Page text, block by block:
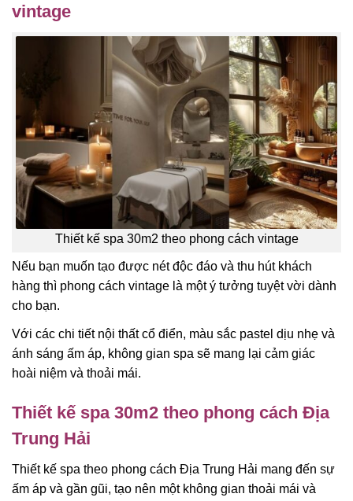
vintage
Thiết kế spa 30m2 theo phong cách vintage
Nếu bạn muốn tạo được nét độc đáo và thu hút khách
hàng thì phong cách vintage là một ý tưởng tuyệt vời dành
cho bạn.
Với các chi tiết nội thất cổ điển, màu sắc pastel dịu nhẹ và
ánh sáng ấm áp, không gian spa sẽ mang lại cảm giác
hoài niệm và thoải mái.
Thiết kế spa 30m2 theo phong cách Địa
Trung Hải
Thiết kế spa theo phong cách Địa Trung Hải mang đến sự
ấm áp và gần gũi, tạo nên một không gian thoải mái và